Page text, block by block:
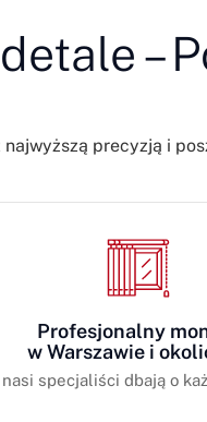
–
precyzją i
Profesjonalny
w Warszawie i
nasi specjaliści dbają o